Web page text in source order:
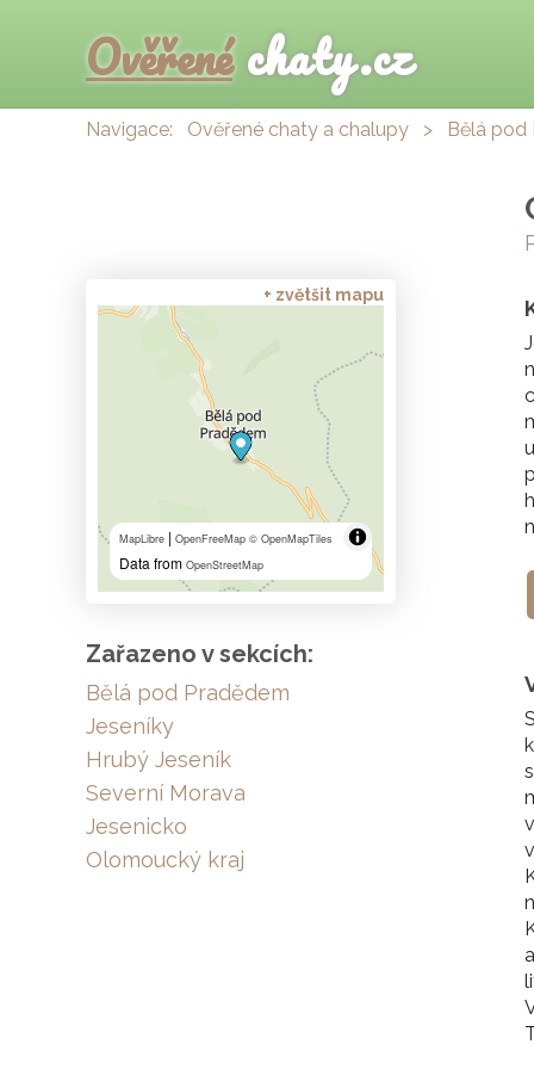
Ověřenéchaty.cz
Navigace: Ověřené chaty a chalupy > Bělá pod
+ zvětšit mapu
MapLibre | OpenFreeMap © OpenMapTiles
Data from OpenStreetMap
Zařazeno v sekcích:
Bělá pod Pradědem
Jeseníky
Hrubý Jeseník
Severní Morava
Jesenicko
Olomoucký kraj